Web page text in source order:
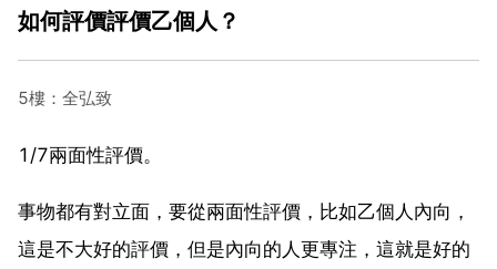
如何評價評價乙個人？
5樓：全弘致
1/7兩面性評價。
事物都有對立面，要從兩面性評價，比如乙個人內向，
這是不大好的評價，但是內向的人更專注，這就是好的